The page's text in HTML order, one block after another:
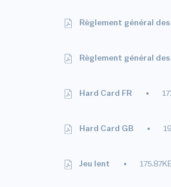
Règlement général
Règlement général
Hard Card FR
Hard Card GB
Jeu lent